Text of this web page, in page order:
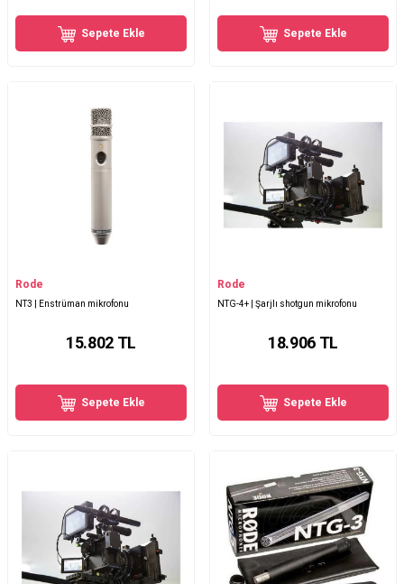
Sepete Ekle Sepete Ekle
Rode
NT3 | Enstrüman mikrofonu
15.802TL
Sepete Ekle
Rode
NTG-4+ | Şarjlı shotgun mikrofonu
18.906TL
Sepete Ekle